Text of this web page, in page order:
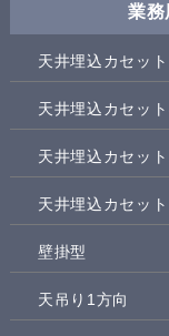
業務
天井埋込カセッ
天井埋込カセッ
天井埋込カセッ
天井埋込カセッ
壁掛型
天吊り1方向